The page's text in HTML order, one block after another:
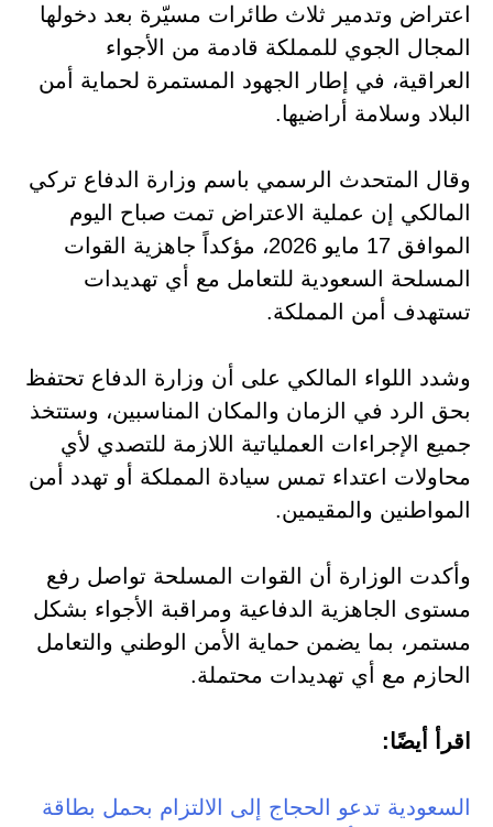
اعتراض وتدمير ثلاث طائرات مسيّرة بعد دخولها
المجال الجوي للمملكة قادمة من الأجواء
العراقية، في إطار الجهود المستمرة لحماية أمن
البلاد وسلامة أراضيها.
وقال المتحدث الرسمي باسم وزارة الدفاع تركي
المالكي إن عملية الاعتراض تمت صباح اليوم
الموافق 17 مايو 2026، مؤكداً جاهزية القوات
المسلحة السعودية للتعامل مع أي تهديدات
تستهدف أمن المملكة.
وشدد اللواء المالكي على أن وزارة الدفاع تحتفظ
بحق الرد في الزمان والمكان المناسبين، وستتخذ
جميع الإجراءات العملياتية اللازمة للتصدي لأي
محاولات اعتداء تمس سيادة المملكة أو تهدد أمن
المواطنين والمقيمين.
وأكدت الوزارة أن القوات المسلحة تواصل رفع
مستوى الجاهزية الدفاعية ومراقبة الأجواء بشكل
مستمر، بما يضمن حماية الأمن الوطني والتعامل
الحازم مع أي تهديدات محتملة.
اقرأ أيضًا:
السعودية تدعو الحجاج إلى الالتزام بحمل بطاقة